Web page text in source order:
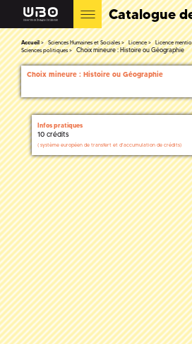
Catalogue
Accueil Sciences Humaines et Sociales Licence Licence
Sciences politiques
Choix mineure : Histoire ou Géographie
Choix mineure : Histoire ou Géographie
Infos pratiques
10 crédits
( système européen de transfert et d'accumulation de crédits)